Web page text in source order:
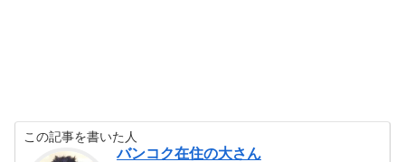
この記事を書いた人
バンコク在住の大さん